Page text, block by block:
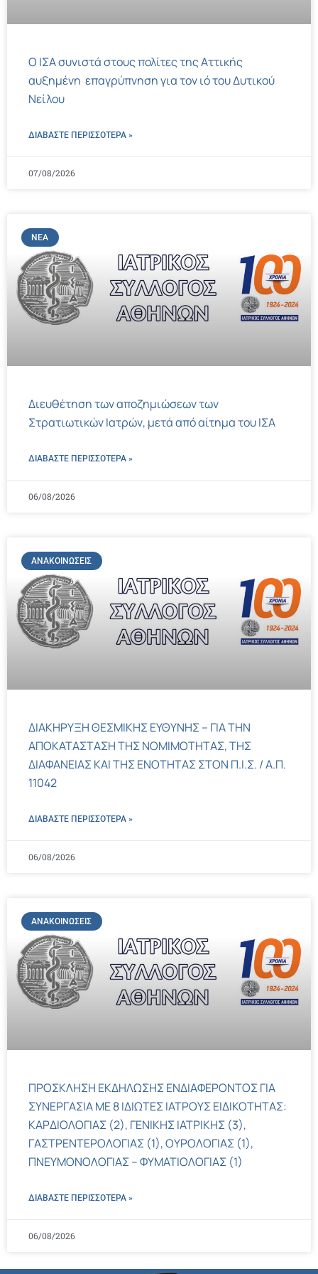
Ο ΙΣΑ συνιστά στους πολίτες της Αττικής
αυξημένη επαγρύπνηση για τον ιό του Δυτικού
Νείλου
ΔΙΑΒΑΣΤΕ ΠΕΡΙΣΣΌΤΕΡΑ »
07/08/2026
ΝΈΑ
Διευθέτηση των αποζημιώσεων των
Στρατιωτικών Ιατρών, μετά από αίτημα του ΙΣΑ
ΔΙΑΒΑΣΤΕ ΠΕΡΙΣΣΌΤΕΡΑ »
06/08/2026
ΑΝΑΚΟΙΝΏΣΕΙΣ
ΔΙΑΚΗΡΥΞΗ ΘΕΣΜΙΚΗΣ ΕΥΘΥΝΗΣ – ΓΙΑ ΤΗΝ
ΑΠΟΚΑΤΑΣΤΑΣΗ ΤΗΣ ΝΟΜΙΜΟΤΗΤΑΣ, ΤΗΣ
ΔΙΑΦΑΝΕΙΑΣ ΚΑΙ ΤΗΣ ΕΝΟΤΗΤΑΣ ΣΤΟΝ Π.Ι.Σ. / Α.Π.
11042
ΔΙΑΒΑΣΤΕ ΠΕΡΙΣΣΌΤΕΡΑ »
06/08/2026
ΑΝΑΚΟΙΝΏΣΕΙΣ
ΠΡΟΣΚΛΗΣΗ ΕΚΔΗΛΩΣΗΣ ΕΝΔΙΑΦΕΡΟΝΤΟΣ ΓΙΑ
ΣΥΝΕΡΓΑΣΙΑ ΜΕ 8 ΙΔΙΩΤΕΣ ΙΑΤΡΟΥΣ ΕΙΔΙΚΟΤΗΤΑΣ:
ΚΑΡΔΙΟΛΟΓΙΑΣ (2), ΓΕΝΙΚΗΣ ΙΑΤΡΙΚΗΣ (3),
ΓΑΣΤΡΕΝΤΕΡΟΛΟΓΙΑΣ (1), ΟΥΡΟΛΟΓΙΑΣ (1),
ΠΝΕΥΜΟΝΟΛΟΓΙΑΣ – ΦΥΜΑΤΙΟΛΟΓΙΑΣ (1)
ΔΙΑΒΑΣΤΕ ΠΕΡΙΣΣΌΤΕΡΑ »
06/08/2026